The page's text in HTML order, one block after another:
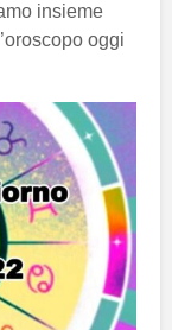
insieme
oggi